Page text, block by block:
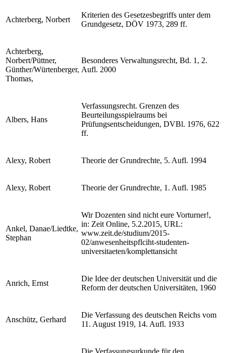
Achterberg, Norbert
Kriterien des Gesetzesbegriffs unter dem
Grundgesetz, DÖV 1973, 289 ff.
Achterberg,
Norbert/Püttner,
Günther/Würtenberger,
Thomas,
Besonderes Verwaltungsrecht, Bd. 1, 2.
Aufl. 2000
Albers, Hans
Verfassungsrecht. Grenzen des
Beurteilungsspielraums bei
Prüfungsentscheidungen, DVBl. 1976, 622
ff.
Alexy, Robert Theorie der Grundrechte, 5. Aufl. 1994
Alexy, Robert Theorie der Grundrechte, 1. Aufl. 1985
Ankel, Danae/Liedtke,
Stephan
Wir Dozenten sind nicht eure Vorturner!,
in: Zeit Online, 5.2.2015, URL:
www.zeit.de/studium/2015-
02/anwesenheitspflciht-studenten-
universitaeten/komplettansicht
Anrich, Ernst
Die Idee der deutschen Universität und die
Reform der deutschen Universitäten, 1960
Anschütz, Gerhard
Die Verfassung des deutschen Reichs vom
11. August 1919, 14. Aufl. 1933
Die Verfassungsurkunde für den